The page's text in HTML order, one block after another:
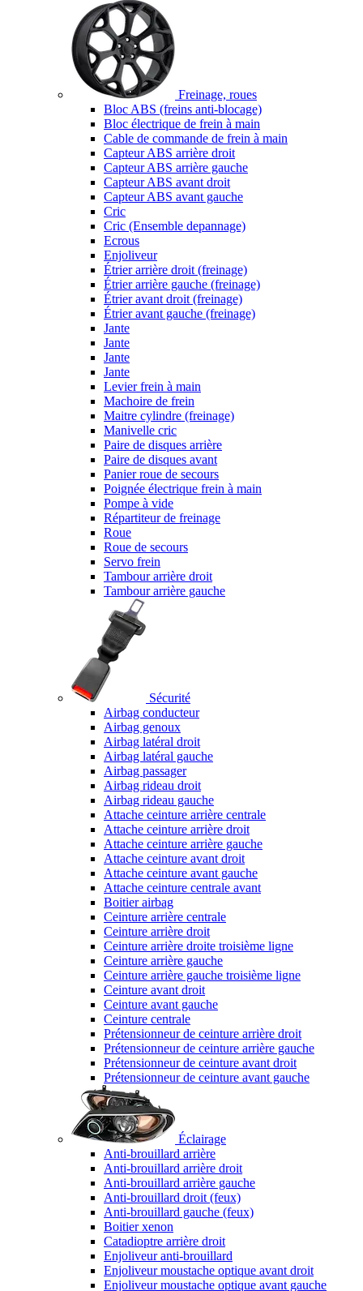
Freinage, roues
Bloc ABS (freins anti-blocage)
Bloc électrique de frein à main
Cable de commande de frein à main
Capteur ABS arrière droit
Capteur ABS arrière gauche
Capteur ABS avant droit
Capteur ABS avant gauche
Cric
Cric (Ensemble depannage)
Ecrous
Enjoliveur
Étrier arrière droit (freinage)
Étrier arrière gauche (freinage)
Étrier avant droit (freinage)
Étrier avant gauche (freinage)
Jante
Jante
Jante
Jante
Levier frein à main
Machoire de frein
Maitre cylindre (freinage)
Manivelle cric
Paire de disques arrière
Paire de disques avant
Panier roue de secours
Poignée électrique frein à main
Pompe à vide
Répartiteur de freinage
Roue
Roue de secours
Servo frein
Tambour arrière droit
Tambour arrière gauche
Sécurité
Airbag conducteur
Airbag genoux
Airbag latéral droit
Airbag latéral gauche
Airbag passager
Airbag rideau droit
Airbag rideau gauche
Attache ceinture arrière centrale
Attache ceinture arrière droit
Attache ceinture arrière gauche
Attache ceinture avant droit
Attache ceinture avant gauche
Attache ceinture centrale avant
Boitier airbag
Ceinture arrière centrale
Ceinture arrière droit
Ceinture arrière droite troisième ligne
Ceinture arrière gauche
Ceinture arrière gauche troisième ligne
Ceinture avant droit
Ceinture avant gauche
Ceinture centrale
Prétensionneur de ceinture arrière droit
Prétensionneur de ceinture arrière gauche
Prétensionneur de ceinture avant droit
Prétensionneur de ceinture avant gauche
Éclairage
Anti-brouillard arrière
Anti-brouillard arrière droit
Anti-brouillard arrière gauche
Anti-brouillard droit (feux)
Anti-brouillard gauche (feux)
Boitier xenon
Catadioptre arrière droit
Enjoliveur anti-brouillard
Enjoliveur moustache optique avant droit
Enjoliveur moustache optique avant gauche